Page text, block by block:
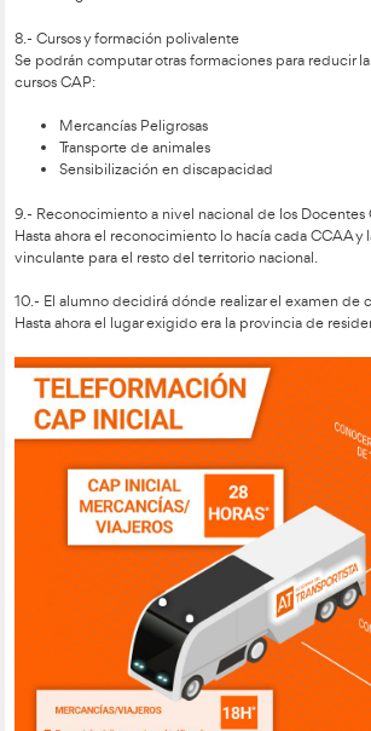
4.- Aula móvil: la formación se traslada
Las empresas CAP podrán utilizar
equipamiento de instalaciones, medios,
5.- Control biométrico para evitar fraudes
Las empresas CAP deberán disponerse
biométrico digital para facilitar el control
aula como en vehículo.
6.- CAP inicial: obtención, exenciones y
profesionalidad de conductor de
Exención total si se posee el
Vehículos de Transporte por
Itinerarios formativos a medida:
Común: 244 horas*
Específico a elegir por
*En CAP acelerado, las horas son la
Cómputo de otras formaciones:
Mercancías Peligrosas (36 h*)
Transporte de animales (20h*)
Sensibilización en